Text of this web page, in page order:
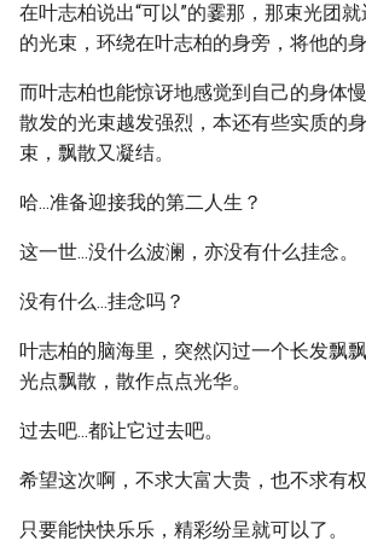
在叶志柏说出“可以”的霎那，那束光团
的光束，环绕在叶志柏的身旁，将他的
而叶志柏也能惊讶地感觉到自己的身体
散发的光束越发强烈，本还有些实质的
束，飘散又凝结。
哈...准备迎接我的第二人生？
这一世...没什么波澜，亦没有什么挂念。
没有什么...挂念吗？
叶志柏的脑海里，突然闪过一个长发飘
光点飘散，散作点点光华。
过去吧...都让它过去吧。
希望这次啊，不求大富大贵，也不求有权
只要能快快乐乐，精彩纷呈就可以了。